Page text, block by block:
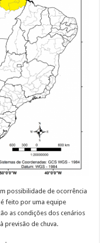
possibilidade de ocorrência
é feito por uma equipe
as condições dos cenários
previsão de chuva.